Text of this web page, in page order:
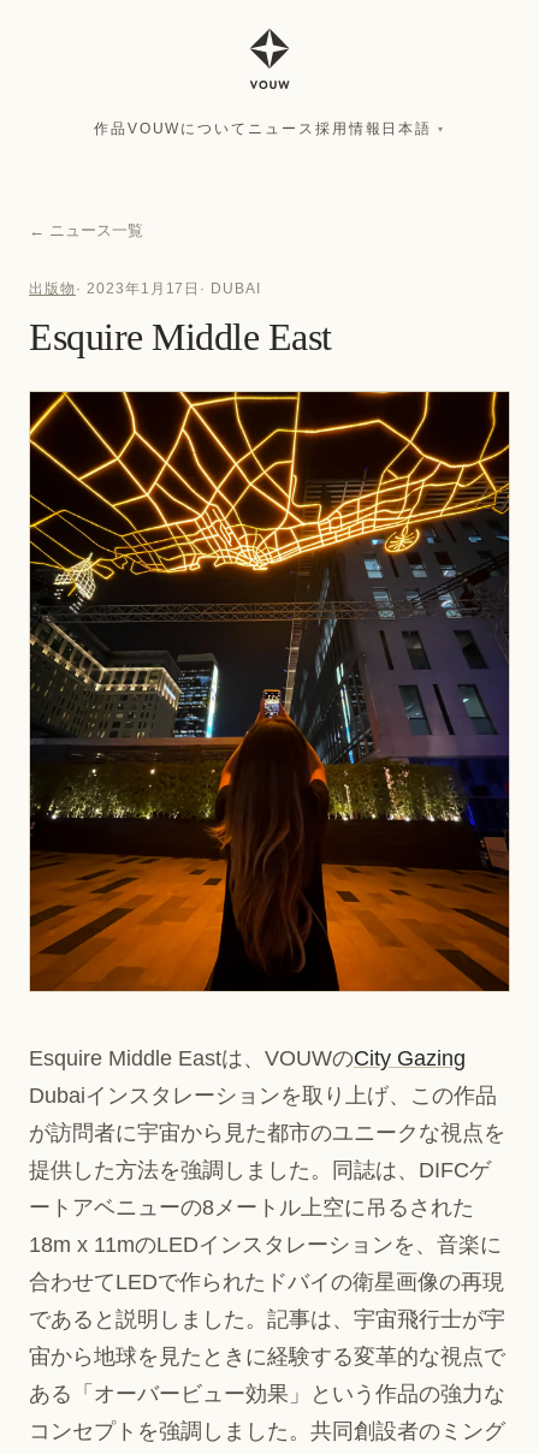
作品 VOUWについて ニュース 採用情報 日本語 ▾
← ニュース一覧
出版物 · 2023年1月17日 · DUBAI
Esquire Middle East
Esquire Middle Eastは、VOUWのCity Gazing
Dubaiインスタレーションを取り上げ、この作品
が訪問者に宇宙から見た都市のユニークな視点を
提供した方法を強調しました。同誌は、DIFCゲ
ートアベニューの8メートル上空に吊るされた
18m x 11mのLEDインスタレーションを、音楽に
合わせてLEDで作られたドバイの衛星画像の再現
であると説明しました。記事は、宇宙飛行士が宇
宙から地球を見たときに経験する変革的な視点で
ある「オーバービュー効果」という作品の強力な
コンセプトを強調しました。共同創設者のミング